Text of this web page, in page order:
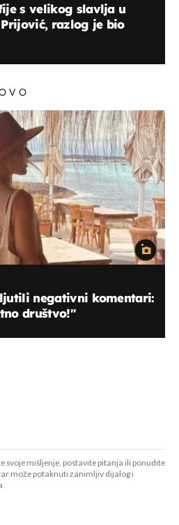
s velikog slavlja u
razlog je bio
negativni komentari:
društvo!"
svoje mišljenje, postavite pitanja ili ponudite
može potaknuti zanimljiv dijalog i